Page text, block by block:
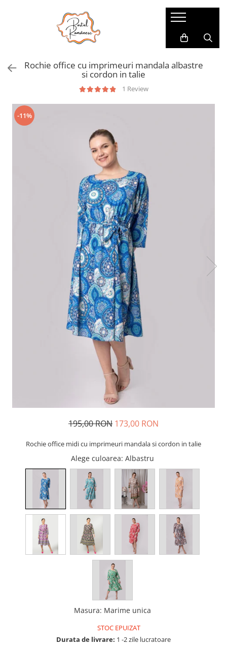
Pijamale Dama Marimi Mari
Pijamale Baieti
Pijamale Fetite
Imbracaminte copii
Imbracaminte Baieti
Rochie office cu imprimeuri mandala albastre
si cordon in talie
1 Review
-11%
195,00 RON 173,00 RON
Rochie office midi cu imprimeuri mandala si cordon in talie
Alege culoarea: Albastru
Masura: Marime unica
STOC EPUIZAT
Durata de livrare: 1 -2 zile lucratoare